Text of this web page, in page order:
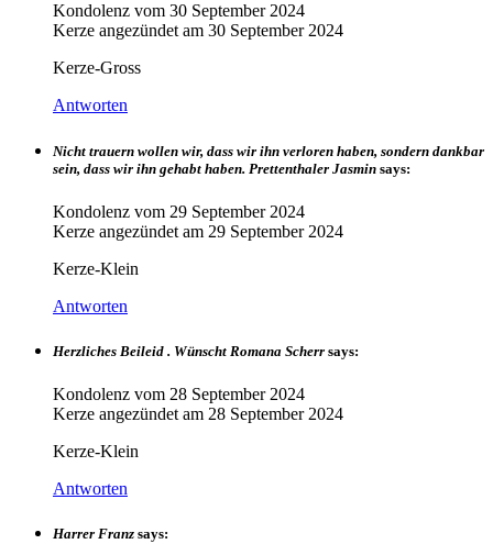
Kondolenz vom 30 September 2024
Kerze angezündet am 30 September 2024
Kerze-Gross
Antworten
Nicht trauern wollen wir, dass wir ihn verloren haben, sondern dankbar
sein, dass wir ihn gehabt haben. Prettenthaler Jasmin says:
Kondolenz vom 29 September 2024
Kerze angezündet am 29 September 2024
Kerze-Klein
Antworten
Herzliches Beileid . Wünscht Romana Scherr says:
Kondolenz vom 28 September 2024
Kerze angezündet am 28 September 2024
Kerze-Klein
Antworten
Harrer Franz says: